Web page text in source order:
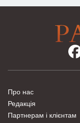
Про нас
Редакція
Партнерам і клієнтам